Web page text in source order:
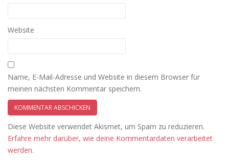
Website
Name, E-Mail-Adresse und Website in diesem Browser für
meinen nächsten Kommentar speichern.
Diese Website verwendet Akismet, um Spam zu reduzieren.
Erfahre mehr darüber, wie deine Kommentardaten verarbeitet
werden.